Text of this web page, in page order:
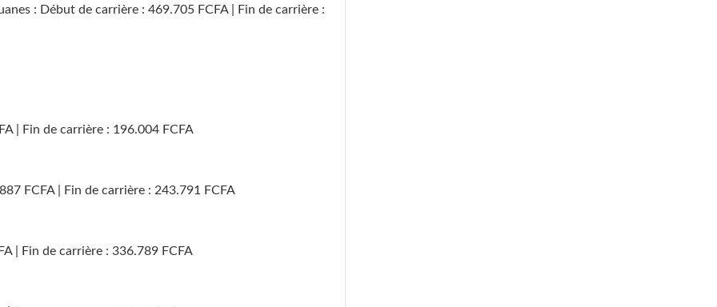
: Début de carrière : 469.705 FCFA | Fin de carrière :
| Fin de carrière : 196.004 FCFA
FCFA | Fin de carrière : 243.791 FCFA
| Fin de carrière : 336.789 FCFA